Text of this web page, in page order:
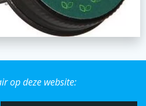
op deze website: